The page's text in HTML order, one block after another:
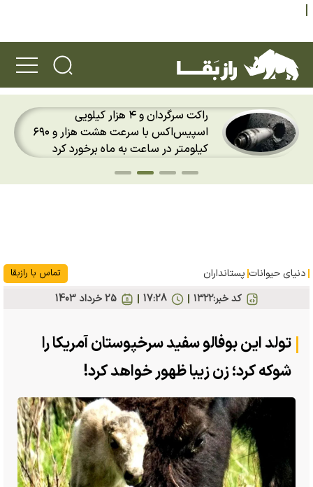
راکت سرگردان و ۴ هزار کیلویی
اسپیس‌اکس با سرعت هشت هزار و ۶۹۰
کیلومتر در ساعت به ماه برخورد کرد
دنیای حیوانات پستانداران تماس با رازبقا
کد خبر:۱۳۲۲ 25 خرداد 1403 17:28
تولد این بوفالو سفید سرخپوستان آمریکا را
شوکه کرد؛ زن زیبا ظهور خواهد کرد!